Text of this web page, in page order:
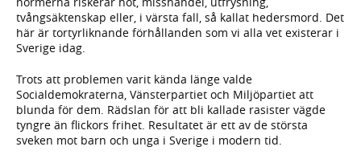
tvångsäktenskap eller, i värsta fall, så kallat hedersmord. Det
här är tortyrliknande förhållanden som vi alla vet existerar i
Sverige idag.
Trots att problemen varit kända länge valde
Socialdemokraterna, Vänsterpartiet och Miljöpartiet att
blunda för dem. Rädslan för att bli kallade rasister vägde
tyngre än flickors frihet. Resultatet är ett av de största
sveken mot barn och unga i Sverige i modern tid.